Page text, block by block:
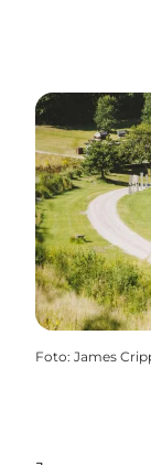
Foto: James